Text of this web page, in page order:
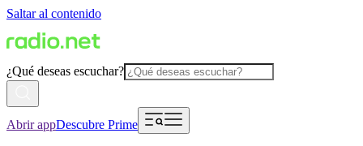
Saltar al contenido
¿Qué deseas escuchar?
Abrir appDescubre Prime